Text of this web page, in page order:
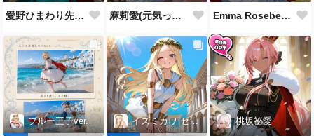
愛野ひまわり先生誕生祝！ 麻莉愛(元気っ子)様誕生祝！ Emma Roseberg様誕生祝！
ブルー王子ver. イズミカワ セリヌンver. 桃坂祕愛